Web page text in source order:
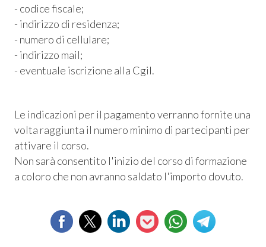
- codice fiscale;
- indirizzo di residenza;
- numero di cellulare;
- indirizzo mail;
- eventuale iscrizione alla Cgil.
Le indicazioni per il pagamento verranno fornite una
volta raggiunta il numero minimo di partecipanti per
attivare il corso.
Non sarà consentito l'inizio del corso di formazione
a coloro che non avranno saldato l'importo dovuto.